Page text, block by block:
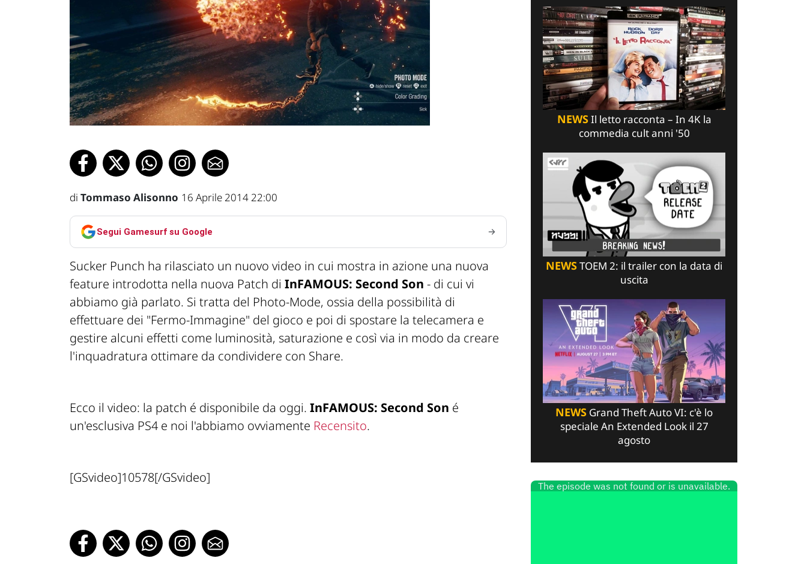
di Tommaso Alisonno 16 Aprile 2014 22:00
Segui Gamesurf su Google
Sucker Punch ha rilasciato un nuovo video in cui mostra in azione una nuova
feature introdotta nella nuova Patch di InFAMOUS: Second Son - di cui vi
abbiamo già parlato. Si tratta del Photo-Mode, ossia della possibilità di
effettuare dei "Fermo-Immagine" del gioco e poi di spostare la telecamera e
gestire alcuni effetti come luminosità, saturazione e così via in modo da creare
l'inquadratura ottimare da condividere con Share.
Ecco il video: la patch é disponibile da oggi. InFAMOUS: Second Son é
un'esclusiva PS4 e noi l'abbiamo ovviamente Recensito.
[GSvideo]10578[/GSvideo]
NEWSIl letto racconta – In 4K la
commedia cult anni '50
NEWSTOEM 2: il trailer con la data di
uscita
NEWS Grand Theft Auto VI: c'è lo
speciale An Extended Look il 27
agosto